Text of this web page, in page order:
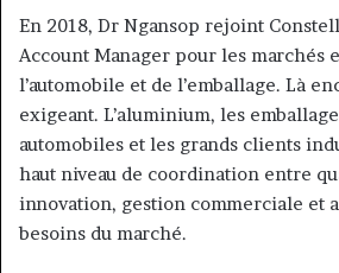
En 2018, Dr Ngansop rejoint
Account Manager pour les marchés
l’automobile et de l’emballage. Là
exigeant. L’aluminium, les
automobiles et les grands clients
haut niveau de coordination entre
innovation, gestion commerciale et
besoins du marché.